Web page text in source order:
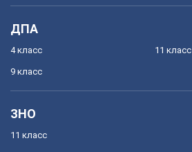
ДПА
4 класс
9 класс
11 класс
ЗНО
11 класс